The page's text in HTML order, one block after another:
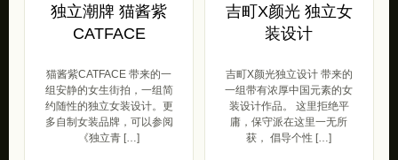
独立潮牌 猫酱紫
CATFACE
猫酱紫CATFACE 带来的一
组安静的女生街拍，一组简
约随性的独立女装设计。更
多自制女装品牌，可以参阅
《独立青 […]
吉町X颜光 独立女
装设计
吉町X颜光独立设计 带来的
一组带有浓厚中国元素的女
装设计作品。 这里拒绝平
庸，保守派在这里一无所
获， 倡导个性 […]